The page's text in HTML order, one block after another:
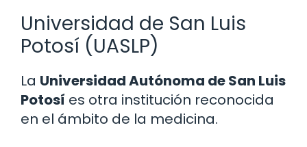
Universidad de San Luis
Potosí (UASLP)
La Universidad Autónoma de San Luis
Potosí es otra institución reconocida
en el ámbito de la medicina.